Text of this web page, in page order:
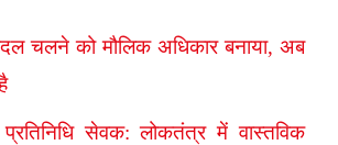
चलने को मौलिक अधिकार बनाया, अब
सेवक: लोकतंत्र में वास्तविक